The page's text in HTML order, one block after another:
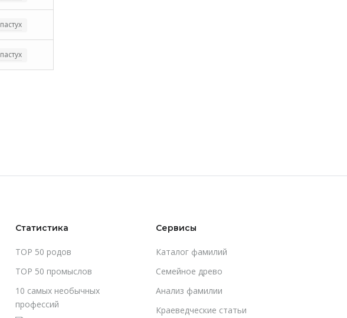
пастух
пастух
Статистика
TOP 50 родов
TOP 50 промыслов
10 самых необычных
профессий
Сервисы
Каталог фамилий
Cемейное древо
Анализ фамилии
Краеведческие статьи